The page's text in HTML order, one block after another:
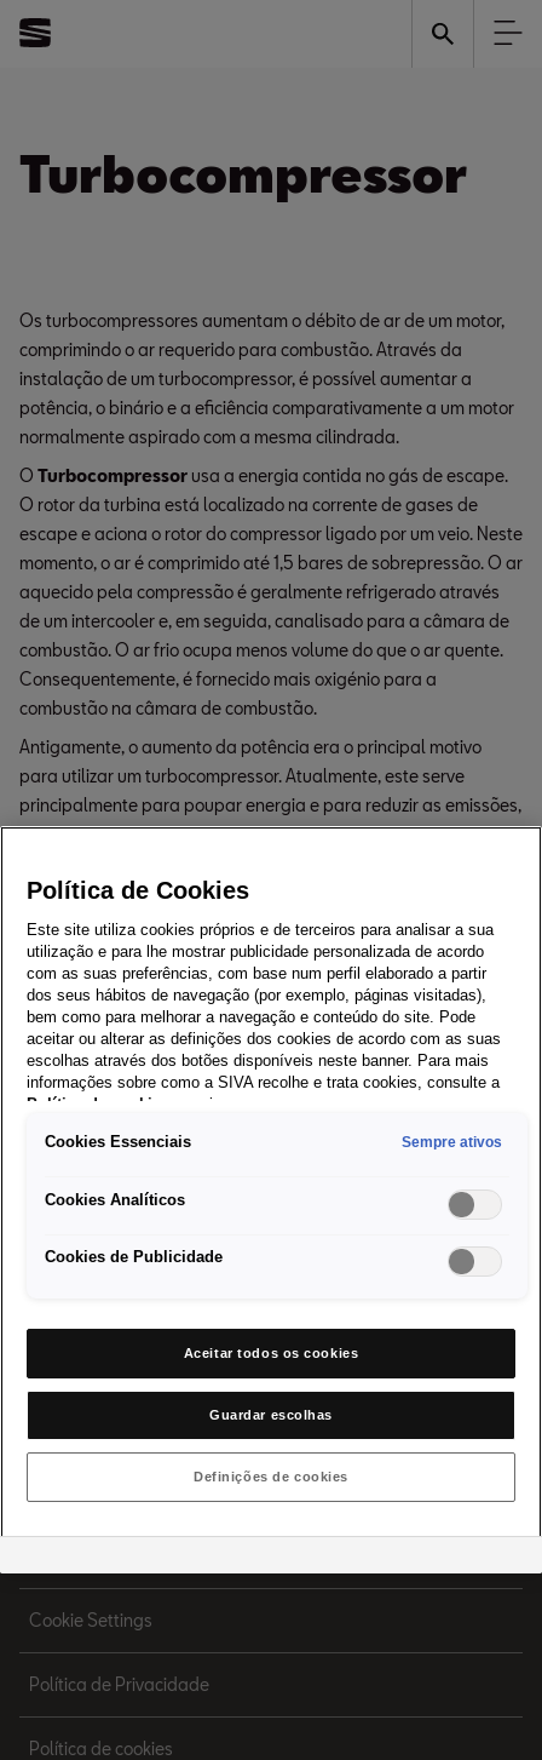
Turbocompressor
Os turbocompressores aumentam o débito de ar de um motor,
comprimindo o ar requerido para combustão. Através da
instalação de um turbocompressor, é possível aumentar a
potência, o binário e a eficiência comparativamente a um motor
normalmente aspirado com a mesma cilindrada.
O Turbocompressor usa a energia contida no gás de escape.
O rotor da turbina está localizado na corrente de gases de
escape e aciona o rotor do compressor ligado por um veio. Neste
momento, o ar é comprimido até 1,5 bares de sobrepressão. O ar
aquecido pela compressão é geralmente refrigerado através
de um intercooler e, em seguida, canalisado para a câmara de
combustão. O ar frio ocupa menos volume do que o ar quente.
Consequentemente, é fornecido mais oxigénio para a
combustão na câmara de combustão.
Antigamente, o aumento da potência era o principal motivo
para utilizar um turbocompressor. Atualmente, este serve
principalmente para poupar energia e para reduzir as emissões,
bem como para aumentar a potência. Atualmente, os motores
de acordo com a carga do motor no ajuste das palhetas, o
chamado turbocompressor com geometria variável da turbina
(VTG, Variable Turbine Geometry).
Voltar ao Menu Principal
Cookie Settings
Política de Privacidade
Política de cookies
Política de Cookies
Este site utiliza cookies próprios e de terceiros para analisar a sua
utilização e para lhe mostrar publicidade personalizada de acordo
com as suas preferências, com base num perfil elaborado a partir
dos seus hábitos de navegação (por exemplo, páginas visitadas),
bem como para melhorar a navegação e conteúdo do site. Pode
aceitar ou alterar as definições dos cookies de acordo com as suas
escolhas através dos botões disponíveis neste banner. Para mais
informações sobre como a SIVA recolhe e trata cookies, consulte a
Política de cookies
em vigor.
Cookies Essenciais Sempre ativos
Cookies Analíticos
Cookies de Publicidade
Aceitar todos os cookies
Guardar escolhas
Definições de cookies